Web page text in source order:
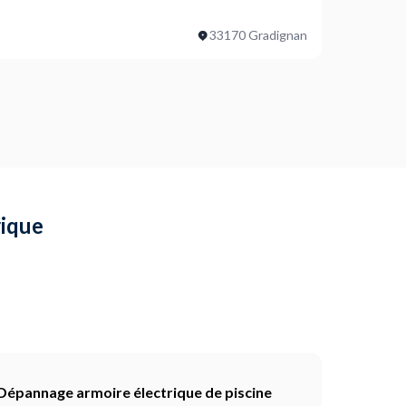
?
plinthe et prise à fixer au bas du mur) - voir photo
les deux nouvelles - pas de photo - installer une
33170 Gradignan
armoire électrique de piscine